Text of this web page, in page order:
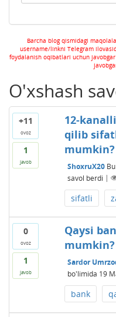
Barcha blog qismidagi
username/linkni Telegram
foydalanish oqibatlari uchun
O'xshash
+11
ovoz
1
javob
12-
qilib
mumkin?
ShoxruX20
savol berdi |
sifatli
0
ovoz
1
javob
Qaysi
mumkin?
Sardor
bo'limida 19
bank